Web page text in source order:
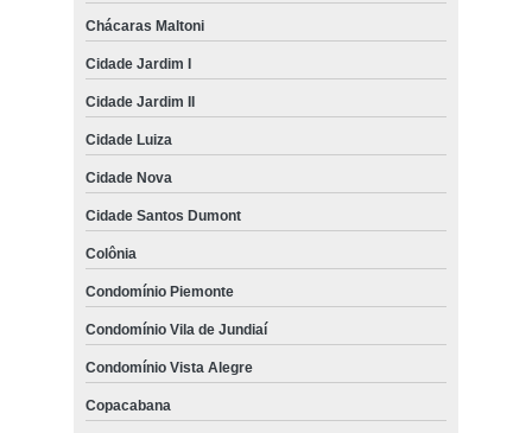
Chácaras Maltoni
Cidade Jardim I
Cidade Jardim II
Cidade Luiza
Cidade Nova
Cidade Santos Dumont
Colônia
Condomínio Piemonte
Condomínio Vila de Jundiaí
Condomínio Vista Alegre
Copacabana